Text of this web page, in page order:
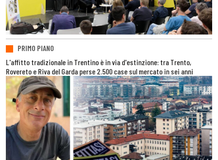
PRIMO PIANO
L'affitto tradizionale in Trentino è in via d'estinzione: tra Trento,
Rovereto e Riva del Garda perse 2.500 case sul mercato in sei anni